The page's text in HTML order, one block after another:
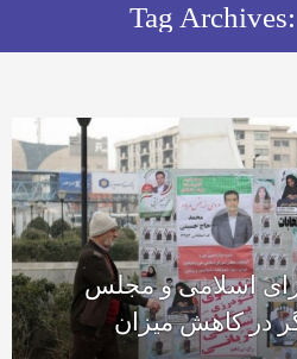
Tag Archives:
اسلامی و مجلس
در کاهش میزان